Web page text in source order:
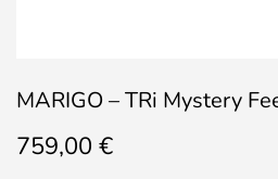
MARIGO – TRi Mystery
759,00 €